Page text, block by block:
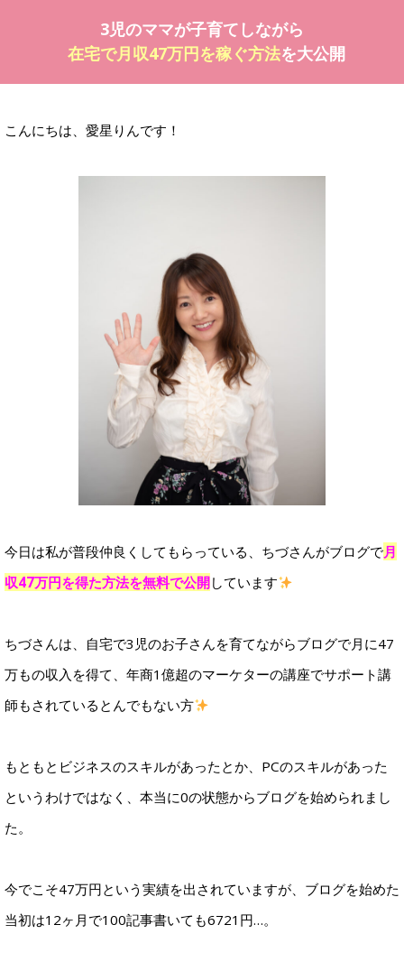
3児のママが子育てしながら
在宅で月収47万円を稼ぐ方法を大公開
こんにちは、愛星りんです！
今日は私が普段仲良くしてもらっている、ちづさんがブログで月
収47万円を得た方法を無料で公開しています
ちづさんは、自宅で3児のお子さんを育てながらブログで月に47
万もの収入を得て、年商1億超のマーケターの講座でサポート講
師もされているとんでもない方
もともとビジネスのスキルがあったとか、PCのスキルがあった
というわけではなく、本当に0の状態からブログを始められまし
た。
今でこそ47万円という実績を出されていますが、ブログを始めた
当初は12ヶ月で100記事書いても6721円…。